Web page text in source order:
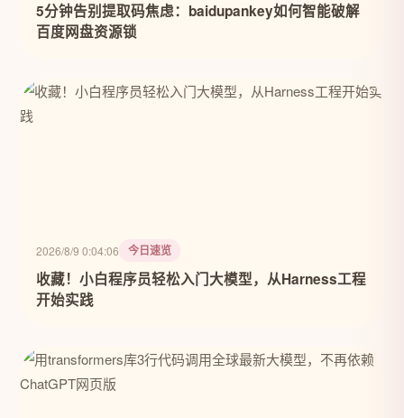
5分钟告别提取码焦虑：baidupankey如何智能破解
百度网盘资源锁
2026/8/9 0:04:06 今日速览
收藏！小白程序员轻松入门大模型，从Harness工程
开始实践